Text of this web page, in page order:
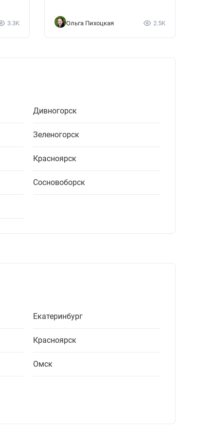
3.3K Ольга Пихоцкая 2.5K
Дивногорск
Зеленогорск
Красноярск
Сосновоборск
Екатеринбург
Красноярск
Омск